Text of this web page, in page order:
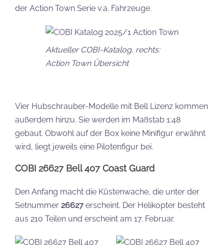
der Action Town Serie v.a. Fahrzeuge.
Aktueller COBI-Katalog, rechts:
Action Town Übersicht
Vier Hubschrauber-Modelle mit Bell Lizenz kommen
außerdem hinzu. Sie werden im Maßstab 1:48
gebaut. Obwohl auf der Box keine Minifigur erwähnt
wird, liegt jeweils eine Pilotenfigur bei.
COBI 26627 Bell 407 Coast Guard
Den Anfang macht die Küstenwache, die unter der
Setnummer 26627 erscheint. Der Helikopter besteht
aus 210 Teilen und erscheint am 17. Februar.